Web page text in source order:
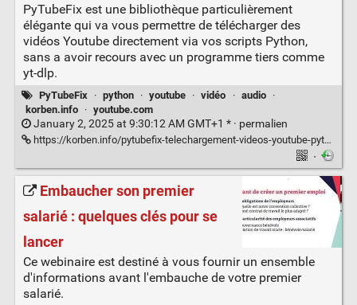
PyTubeFix est une bibliothèque particulièrement
élégante qui va vous permettre de télécharger des
vidéos Youtube directement via vos scripts Python,
sans a avoir recours avec un programme tiers comme
yt-dlp.
PyTubeFix · python · youtube · vidéo · audio
·
korben.info
· youtube.com
January 2, 2025 at 9:30:12 AM GMT+1 * · permalien
https://korben.info/pytubefix-telechargement-videos-youtube-python.html
·
Embaucher son premier
salarié : quelques clés pour se
lancer
Ce webinaire est destiné à vous fournir un ensemble
d'informations avant l'embauche de votre premier
salarié.